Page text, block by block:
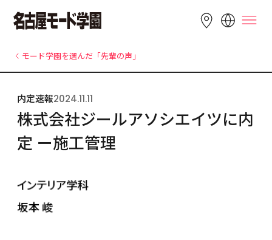
English 简体中文 繁體中文
한국어 Tiếng Việt
Indonesia
モード学園を選んだ「先輩の声」
内定速報2024.11.11
株式会社ジールアソシエイツに内
定 ー施工管理